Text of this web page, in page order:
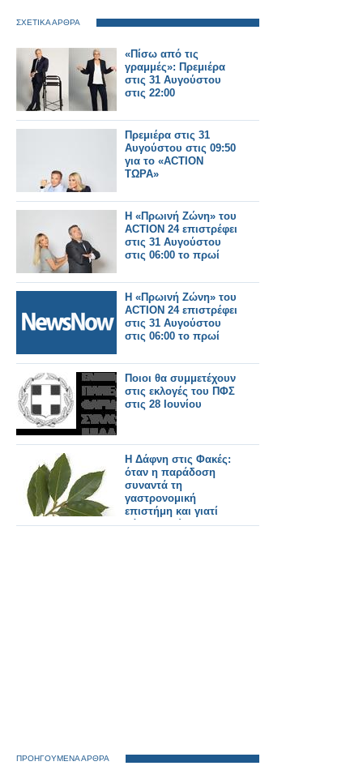
ΣΧΕΤΙΚΑ ΑΡΘΡΑ
«Πίσω από τις
γραμμές»: Πρεμιέρα
στις 31 Αυγούστου
στις 22:00
Πρεμιέρα στις 31
Αυγούστου στις 09:50
για το «ACTION
ΤΩΡΑ»
Η «Πρωινή Ζώνη» του
ACTION 24 επιστρέφει
στις 31 Αυγούστου
στις 06:00 το πρωί
Η «Πρωινή Ζώνη» του
ACTION 24 επιστρέφει
στις 31 Αυγούστου
στις 06:00 το πρωί
Ποιοι θα συμμετέχουν
στις εκλογές του ΠΦΣ
στις 28 Ιουνίου
Η Δάφνη στις Φακές:
όταν η παράδοση
συναντά τη
γαστρονομική
επιστήμη και γιατί
βάζουμε φύλλα
ΠΡΟΗΓΟΥΜΕΝΑ ΑΡΘΡΑ